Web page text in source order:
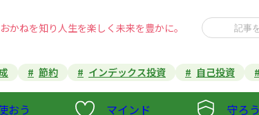
おかねを知り 人生を楽しく未来を豊かに。
節約 インデックス投資 自己投資
おう マインド 守ろう